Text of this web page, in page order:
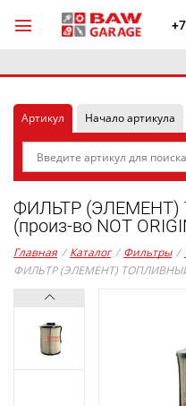
Артикул Начало артикула
ФИЛЬТР
(произ-во NOT
Главная / Каталог / Фильтры /
ФИЛЬТР (ЭЛЕМЕНТ) ТОПЛИВНЫЙ